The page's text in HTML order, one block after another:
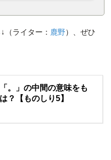
（ライター： 鹿野）、ぜひ
「。」の中間の意味をも
？【ものしり5】